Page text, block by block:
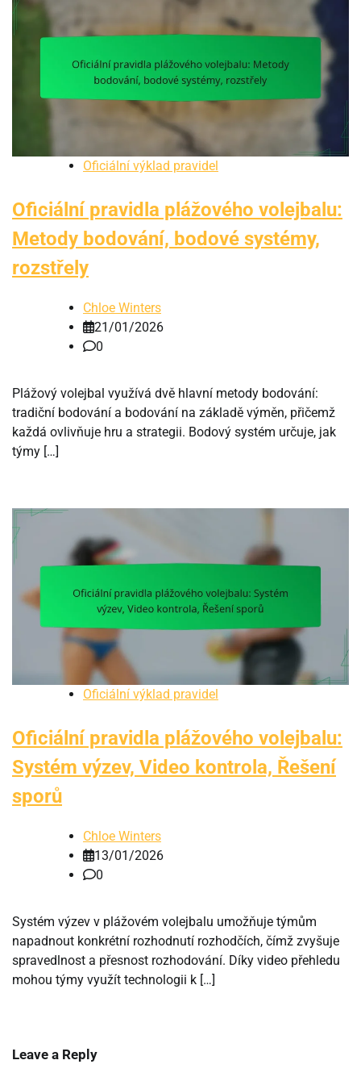
Oficiální výklad pravidel
Oficiální pravidla plážového volejbalu:
Metody bodování, bodové systémy,
rozstřely
Chloe Winters
21/01/2026
0
Plážový volejbal využívá dvě hlavní metody bodování:
tradiční bodování a bodování na základě výměn, přičemž
každá ovlivňuje hru a strategii. Bodový systém určuje, jak
týmy […]
Oficiální výklad pravidel
Oficiální pravidla plážového volejbalu:
Systém výzev, Video kontrola, Řešení
sporů
Chloe Winters
13/01/2026
0
Systém výzev v plážovém volejbalu umožňuje týmům
napadnout konkrétní rozhodnutí rozhodčích, čímž zvyšuje
spravedlnost a přesnost rozhodování. Díky video přehledu
mohou týmy využít technologii k […]
Leave a Reply